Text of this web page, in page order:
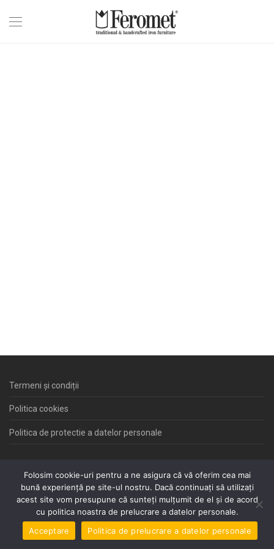
Termeni și condiții
Politica cookies
Politica de protectie a datelor personale
Site creat de Euro-Firms
Inregistrare Domenii,Gazduire WEB, Realizari Site-uri
Oferte speciale la WebDesign
Folosim cookie-uri pentru a ne asigura că vă oferim cea mai
bună experiență pe site-ul nostru. Dacă continuați să utilizați
acest site vom presupune că sunteți mulțumit de el și de acord
cu politica noastra de prelucrare a datelor personale.
Acceptare
Politica de prelucrare a datelor personale